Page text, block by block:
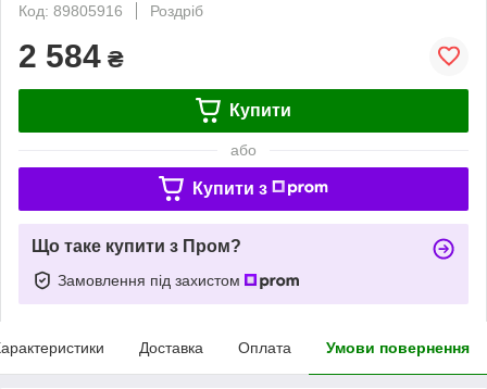
Код: 89805916
Роздріб
2 584 ₴
Купити
або
Купити з
Що таке купити з Пром?
Замовлення під захистом
Доставка Оплата Умови повернення